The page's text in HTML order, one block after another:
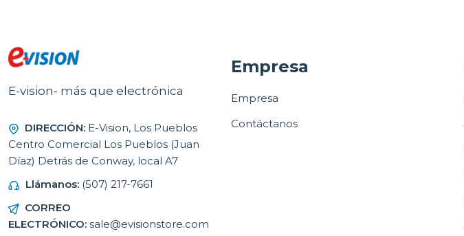
E-vision- más que electrónica
DIRECCIÓN: E-Vision, Los Pueblos
Centro Comercial Los Pueblos (Juan
Díaz) Detrás de Conway, local A7
Llámanos: (507) 217-7661
CORREO
ELECTRÓNICO: sale@evisionstore.com
Empresa
Empresa
Contáctanos